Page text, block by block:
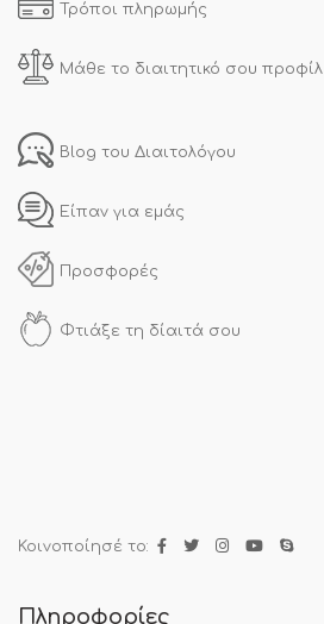
Τρόποι πληρωμής
Μάθε το διαιτητικό σου προφίλ
Blog του Διαιτολόγου
Είπαν για εμάς
Προσφορές
Φτιάξε τη δίαιτά σου
Κοινοποίησέ το:
Πληροφορίες